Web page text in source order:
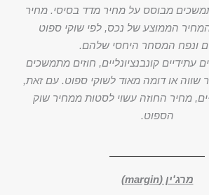
מבוסס על מחיר מדד בסיסי. מחיר
הממוצע של נכס, לפי שוקי ספוט
ונפח המסחר היחסי שלהם.
עתידיים קונבנציונליים, חוזים מתמשכים
שווה או דומה מאוד לשוקי ספוט. עם זאת,
מחיר החוזה עשוי לסטות ממחיר שוק
הספוט.
מרג'ין (margin)